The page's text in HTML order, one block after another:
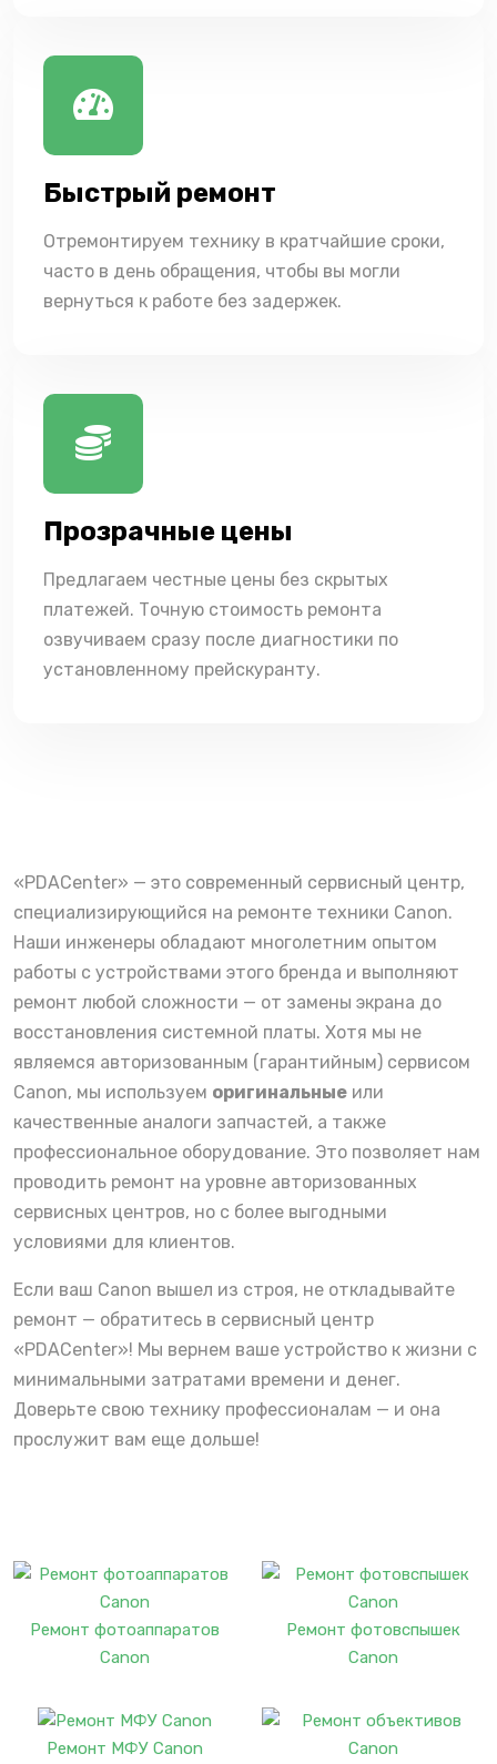
Быстрый ремонт
Отремонтируем технику в кратчайшие сроки,
часто в день обращения, чтобы вы могли
вернуться к работе без задержек.
Прозрачные цены
Предлагаем честные цены без скрытых
платежей. Точную стоимость ремонта
озвучиваем сразу после диагностики по
установленному прейскуранту.
«PDACenter» — это современный сервисный центр,
специализирующийся на ремонте техники Canon.
Наши инженеры обладают многолетним опытом
работы с устройствами этого бренда и выполняют
ремонт любой сложности — от замены экрана до
восстановления системной платы. Хотя мы не
являемся авторизованным (гарантийным) сервисом
Canon, мы используем оригинальные или
качественные аналоги запчастей, а также
профессиональное оборудование. Это позволяет нам
проводить ремонт на уровне авторизованных
сервисных центров, но с более выгодными
условиями для клиентов.
Если ваш Canon вышел из строя, не откладывайте
ремонт — обратитесь в сервисный центр
«PDACenter»! Мы вернем ваше устройство к жизни с
минимальными затратами времени и денег.
Доверьте свою технику профессионалам — и она
прослужит вам еще дольше!
Ремонт фотоаппаратов
Canon
Ремонт фотовспышек
Canon
Ремонт МФУ Canon